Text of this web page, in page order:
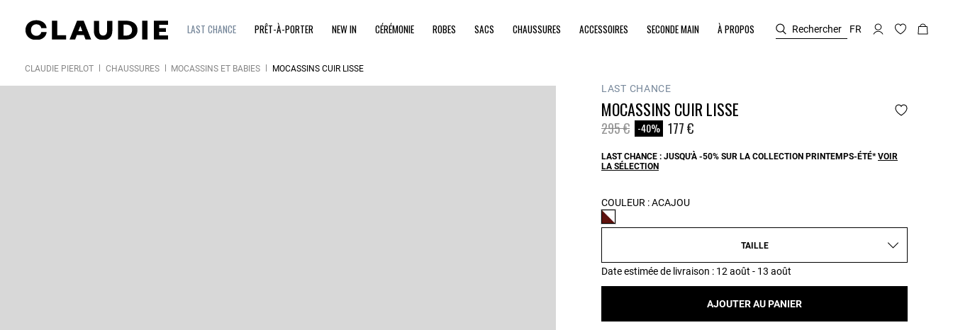
LAST CHANCE PRÊT-À-PORTER NEW IN CÉRÉMONIE ROBES SACS CHAUSSURES ACCESSOIRES SECONDE MAIN À PROPOS Rechercher FR
CLAUDIE PIERLOT CHAUSSURES MOCASSINS ET BABIES MOCASSINS CUIR LISSE
LAST CHANCE
MOCASSINS CUIR LISSE
Prix réduit à partir de
295 €à -40% 177 €
LAST CHANCE : JUSQU'À -50% SUR LA COLLECTION PRINTEMPS-ÉTÉ*VOIR
LA SÉLECTION
COULEUR :ACAJOU
TAILLE
Date estimée de livraison : 12 août - 13 août
AJOUTER AU PANIER